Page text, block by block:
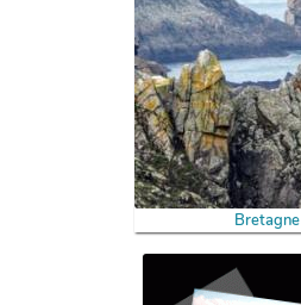
Bretagne